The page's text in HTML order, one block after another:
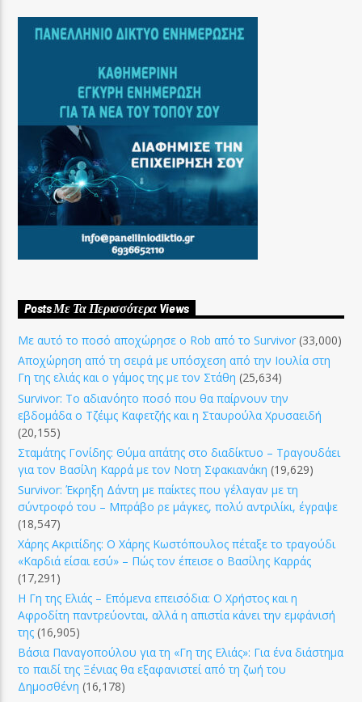
Posts Με Τα Περισσότερα Views
Με αυτό το ποσό αποχώρησε ο Rob από το Survivor (33,000)
Αποχώρηση από τη σειρά με υπόσχεση από την Ιουλία στη
Γη της ελιάς και ο γάμος της με τον Στάθη (25,634)
Survivor: Το αδιανόητο ποσό που θα παίρνουν την
εβδομάδα ο Τζέιμς Καφετζής και η Σταυρούλα Χρυσαειδή
(20,155)
Σταμάτης Γονίδης: Θύμα απάτης στο διαδίκτυο – Τραγουδάει
για τον Βασίλη Καρρά με τον Νοτη Σφακιανάκη (19,629)
Survivor: Έκρηξη Δάντη με παίκτες που γέλαγαν με τη
σύντροφό του – Μπράβο ρε μάγκες, πολύ αντριλίκι, έγραψε
(18,547)
Χάρης Ακριτίδης: Ο Χάρης Κωστόπουλος πέταξε το τραγούδι
«Καρδιά είσαι εσύ» – Πώς τον έπεισε ο Βασίλης Καρράς
(17,291)
Η Γη της Ελιάς – Επόμενα επεισόδια: Ο Χρήστος και η
Αφροδίτη παντρεύονται, αλλά η απιστία κάνει την εμφάνισή
της (16,905)
Βάσια Παναγοπούλου για τη «Γη της Ελιάς»: Για ένα διάστημα
το παιδί της Ξένιας θα εξαφανιστεί από τη ζωή του
Δημοσθένη (16,178)